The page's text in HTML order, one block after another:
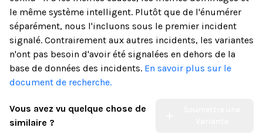
le même système intelligent. Plutôt que de l'énumérer
séparément, nous l'incluons sous le premier incident
signalé. Contrairement aux autres incidents, les variantes
n'ont pas besoin d'avoir été signalées en dehors de la
base de données des incidents. En savoir plus sur le
document de recherche.
Vous avez vu quelque chose de
similaire ?